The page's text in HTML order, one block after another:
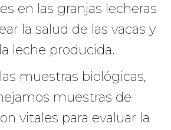
en las granjas lecheras
la salud de las vacas y
leche producida.
muestras biológicas,
muestras de
vitales para evaluar la